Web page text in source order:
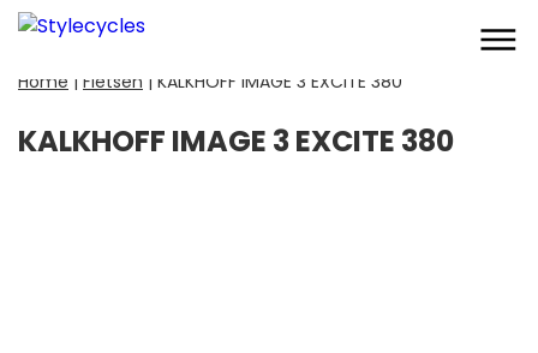
Home | Fietsen | KALKHOFF IMAGE 3 EXCITE 380
KALKHOFF IMAGE 3 EXCITE 380